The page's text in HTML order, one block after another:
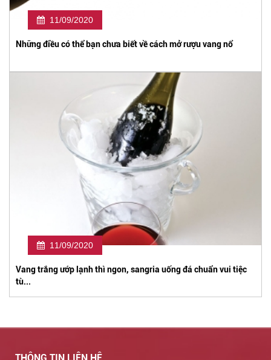
11/09/2020
Những điều có thể bạn chưa biết về cách mở rượu vang nổ
11/09/2020
Vang trắng ướp lạnh thì ngon, sangria uống đá chuẩn vui tiệc
tù...